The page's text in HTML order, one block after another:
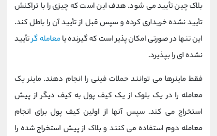
بلاک چین تأیید می شود. هدف این است که چیزی را با تراکنش
تأیید نشده خریداری کرده و سپس قبل از تأیید آن را باطل کند.
این تنها در صورتی امکان پذیر است که گیرنده یامعامله گرتأیید
نشده ای را بپذیرد.
فقط ماینرها می توانند حملات فینی را انجام دهند. ماینر یک
معامله را در یک بلوک از یک کیف پول به کیف دیگر از پیش
استخراج می کند. سپس آنها از اولین کیف پول برای انجام
معامله دوم استفاده می کنند و بلاک از پیش استخراج شده را